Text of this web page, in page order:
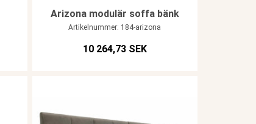
Arizona modulär soffa bänk
Artikelnummer: 184-arizona
10 264,73 SEK